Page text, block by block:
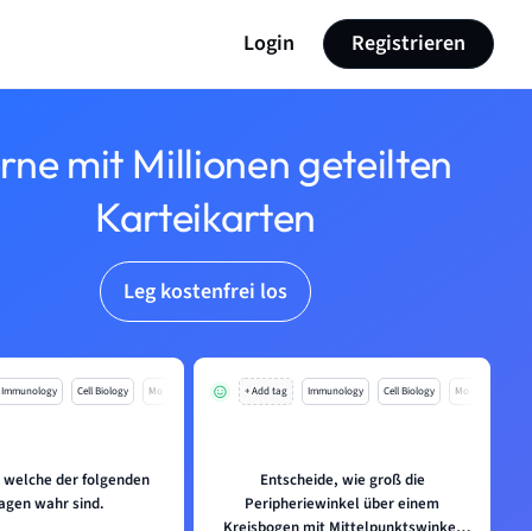
Login Registrieren
mit Millionen geteilten
Karteikarten
Leg kostenfrei los
Immunology Cell Biology Mo
welche der folgenden
wahr sind.
+ Add tag Immunology Cell Biology Mo
Entscheide, wie groß die
Peripheriewinkel über einem